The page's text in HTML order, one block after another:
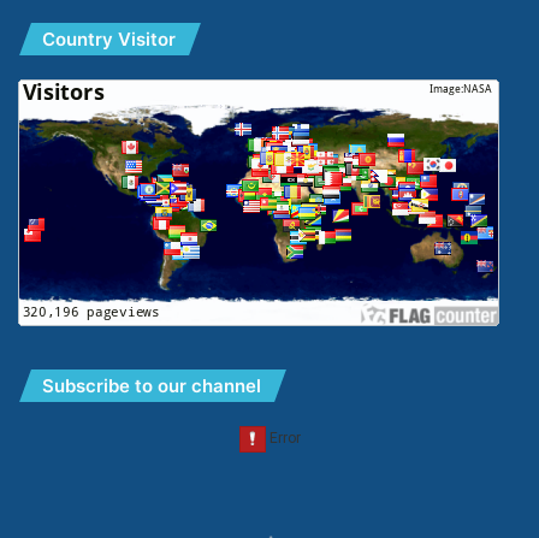
Country Visitor
Subscribe to our channel